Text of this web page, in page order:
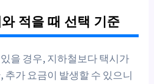
적을 때 선택 기준
을 경우, 지하철보다 택시가
추가 요금이 발생할 수 있으니